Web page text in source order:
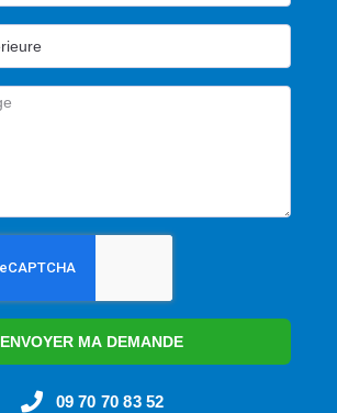
ENVOYER MA DEMANDE
09 70 70 83 52